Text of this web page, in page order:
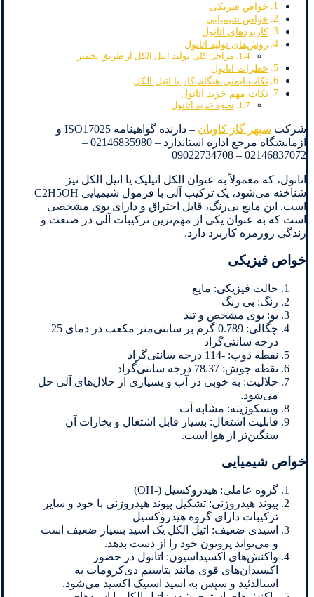
خواص فیزیکی
خواص شیمیایی
کاربردهای اتانول
روش‌های تولید اتانول
مراحل کلی تولید اتیل الکل از طریق تخمیر
خطرات اتانول
نکات ایمنی هنگام کار با اتیل الکل
نکات مهم خرید اتانول
نحوه خرید اتانول
شرکت سپهر گاز کاویان
– دارنده گواهینامه ISO17025 و
آزمایشگاه مرجع اداره استاندارد – 02146835980 –
02146837072 – 09022734708
اتانول، که معمولاً به عنوان الکل اتیلیک یا اتیل الکل نیز
شناخته می‌شود، یک ترکیب آلی با فرمول شیمیایی C2H5OH
است. این مایع بی‌رنگ، قابل احتراق و دارای بوی مشخصی
است که به عنوان یکی از مهم‌ترین ترکیبات آلی در صنعت و
زندگی روزمره کاربرد دارد.
خواص فیزیکی
حالت فیزیکی: مایع
رنگ: بی رنگ
بو: بوی مشخص و تند
چگالی: 0.789 گرم بر سانتی‌متر مکعب در دمای 25
درجه سانتی‌گراد
نقطه ذوب: -114 درجه سانتی‌گراد
نقطه جوش: 78.37 درجه سانتی‌گراد
حلالیت: به خوبی در آب و بسیاری از حلال‌های آلی حل
می‌شود.
ویسکوزیته: مشابه آب
قابلیت اشتعال: بسیار قابل اشتعال و بخارات آن
سنگین‌تر از هوا است.
خواص شیمیایی
گروه عاملی: هیدروکسیل (-OH)
پیوند هیدروژنی: تشکیل پیوند هیدروژنی با خود و سایر
ترکیبات دارای گروه هیدروکسیل
اسیدی ضعیف: اتیل الکل یک اسید بسیار ضعیف است
و می‌تواند پروتون خود را از دست بدهد.
واکنش‌های اکسیداسیون: اتانول در حضور
اکسیدان‌های قوی مانند پتاسیم دی‌کرومات به
استالدئید و سپس به اسید استیک اکسید می‌شود.